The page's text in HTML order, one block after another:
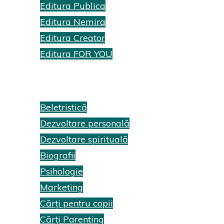
Editura Publica
Editura Nemira
Editura Creator
Editura FOR YOU
Beletristică
Dezvoltare personală
Dezvoltare spirituală
Biografii
Psihologie
Marketing
Cărți pentru copii
Cărți Parenting